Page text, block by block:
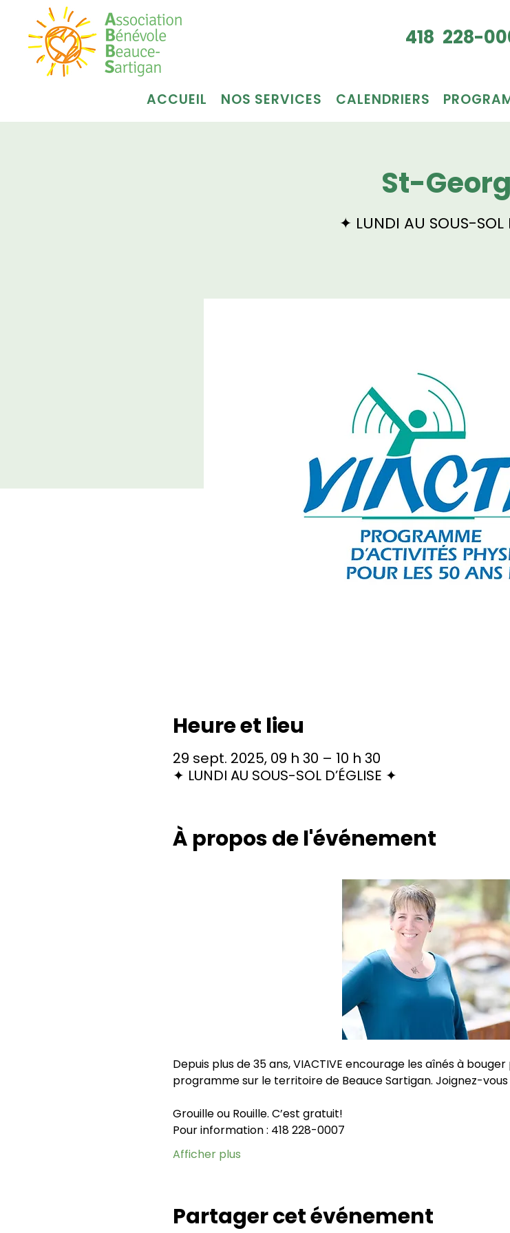
418 228-
ACCUEIL NOS SERVICES CALENDRIERS
St-
✦ LUNDI AU SOUS-SOL
Heure et lieu
29 sept. 2025, 09 h 30 – 10 h 30
✦ LUNDI AU SOUS-SOL D’ÉGLISE ✦
À propos de l'événement
Depuis plus de 35 ans, VIACTIVE encourage les aînés à
programme sur le territoire de Beauce Sartigan. Joignez-
Grouille ou Rouille. C’est gratuit!
Pour information : 418 228-0007
Afficher plus
Partager cet événement